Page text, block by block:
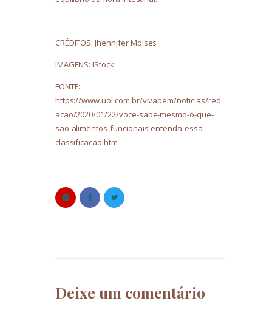
CRÉDITOS: Jhennifer Moises
IMAGENS: IStock
FONTE:
https://www.uol.com.br/vivabem/noticias/red
acao/2020/01/22/voce-sabe-mesmo-o-que-
sao-alimentos-funcionais-entenda-essa-
classificacao.htm
Deixe um comentário